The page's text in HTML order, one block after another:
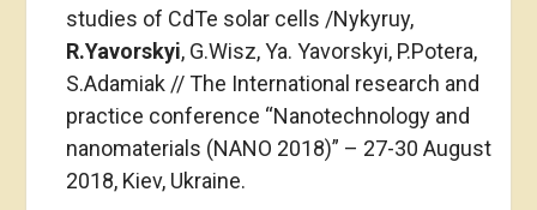
studies of CdTe solar cells /Nykyruy,
R.Yavorskyi, G.Wisz, Ya. Yavorskyi, P.Potera,
S.Adamiak // The International research and
practice conference “Nanotechnology and
nanomaterials (NANO 2018)” – 27-30 August
2018, Kiev, Ukraine.